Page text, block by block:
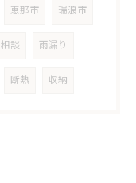
恵那市 瑞浪市
相談 雨漏り
断熱 収納